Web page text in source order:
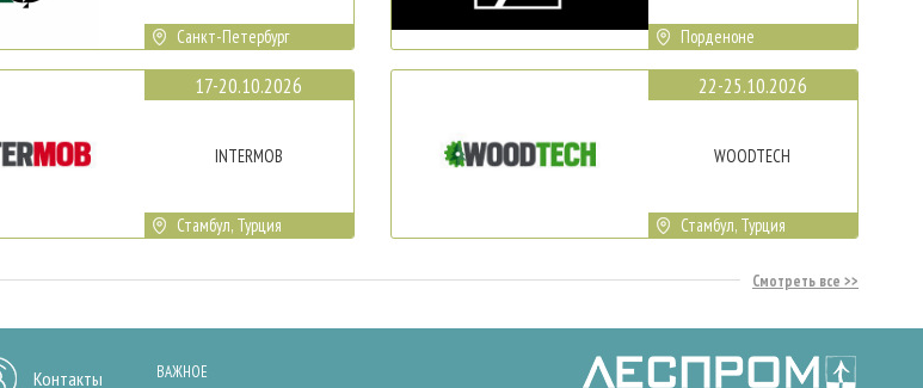
Санкт-Петербург
17-20.10.2026
INTERMOB
Стамбул, Турция
Порденоне
22-25.10.2026
WOODTECH
Стамбул, Турция
Смотреть все
Контакты ВАЖНОЕ